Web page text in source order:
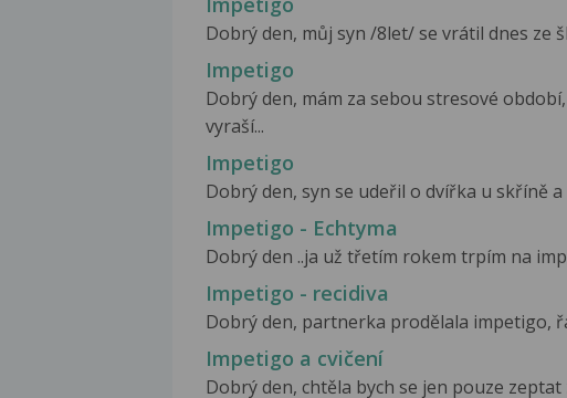
Dobrý den, můj syn /8let/ se vrátil dnes ze
Impetigo
Dobrý den, mám za sebou stresové
vyraší...
Impetigo
Dobrý den, syn se udeřil o dvířka u skříně
Impetigo - Echtyma
Dobrý den ..ja už třetím rokem trpím na
Impetigo - recidiva
Dobrý den, partnerka prodělala impetigo,
Impetigo a cvičení
Dobrý den, chtěla bych se jen pouze